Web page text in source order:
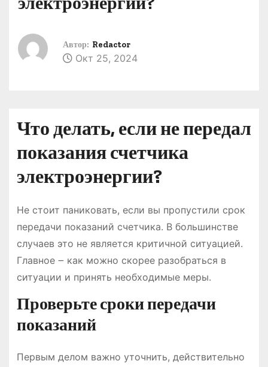
Автор: Redactor
Окт 25, 2024
Что делать, если не передал
показания счетчика
электроэнергии?
Не стоит паниковать, если вы пропустили срок
передачи показаний счетчика. В большинстве
случаев это не является критичной ситуацией.
Главное ౼ как можно скорее разобраться в
ситуации и принять необходимые меры.
Проверьте сроки передачи
показаний
Первым делом важно уточнить, действительно